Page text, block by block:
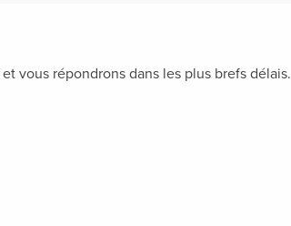
vous répondrons dans les plus brefs délais.